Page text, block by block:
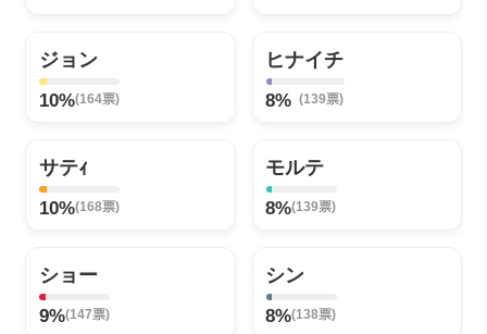
ジョン
10%(164票)
ヒナイチ
8% (139票)
サテｨ
10%(168票)
モルテ
8%(139票)
ショー
9%(147票)
シン
8%(138票)